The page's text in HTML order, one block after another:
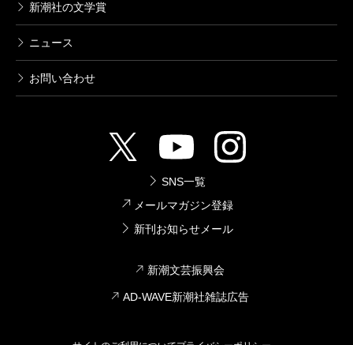
新潮社の文学賞
ニュース
お問い合わせ
SNS一覧
メールマガジン登録
新刊お知らせメール
新潮文芸振興会
AD-WAVE新潮社雑誌広告